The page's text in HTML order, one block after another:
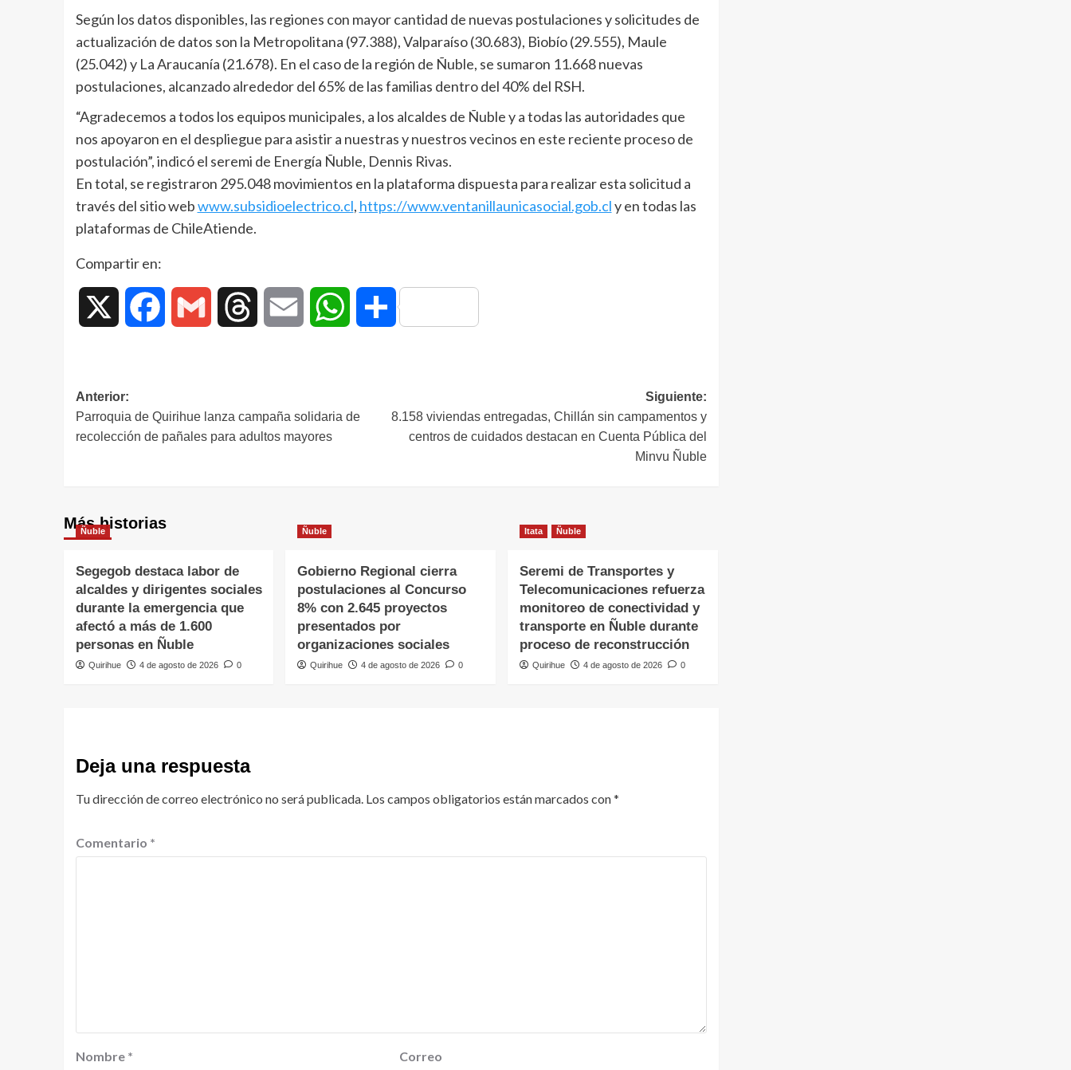
Según los datos disponibles, las regiones con mayor cantidad de nuevas postulaciones y solicitudes de
actualización de datos son la Metropolitana (97.388), Valparaíso (30.683), Biobío (29.555), Maule
(25.042) y La Araucanía (21.678). En el caso de la región de Ñuble, se sumaron 11.668 nuevas
postulaciones, alcanzado alrededor del 65% de las familias dentro del 40% del RSH.
“Agradecemos a todos los equipos municipales, a los alcaldes de Ñuble y a todas las autoridades que
nos apoyaron en el despliegue para asistir a nuestras y nuestros vecinos en este reciente proceso de
postulación”, indicó el seremi de Energía Ñuble, Dennis Rivas.
En total, se registraron 295.048 movimientos en la plataforma dispuesta para realizar esta solicitud a
través del sitio webwww.subsidioelectrico.cl, https://www.ventanillaunicasocial.gob.cly en todas las
plataformas de ChileAtiende.
Compartir en:
Facebook Gmail Threads Email WhatsAppCompartir
Anterior:
Parroquia de Quirihue lanza campaña solidaria de
recolección de pañales para adultos mayores
Siguiente:
8.158 viviendas entregadas, Chillán sin campamentos y
centros de cuidados destacan en Cuenta Pública del
Minvu Ñuble
Más historias
Ñuble
Segegob destaca labor de
alcaldes y dirigentes sociales
durante la emergencia que
afectó a más de 1.600
personas en Ñuble
Quirihue 4 de agosto de 2026 0
Ñuble
Gobierno Regional cierra
postulaciones al Concurso
8% con 2.645 proyectos
presentados por
organizaciones sociales
Quirihue 4 de agosto de 2026 0
Itata Ñuble
Seremi de Transportes y
Telecomunicaciones refuerza
monitoreo de conectividad y
transporte en Ñuble durante
proceso de reconstrucción
Quirihue 4 de agosto de 2026 0
Deja una respuesta
Tu dirección de correo electrónico no será publicada. Los campos obligatorios están marcados con*
Comentario *
Nombre *
Correo